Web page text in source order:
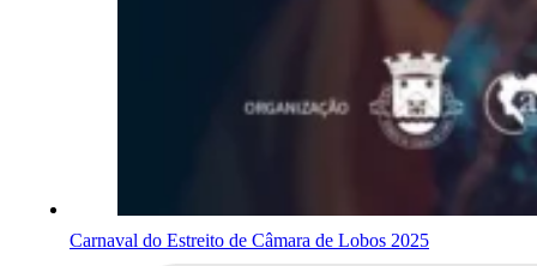
Carnaval do Estreito de Câmara de Lobos 2025